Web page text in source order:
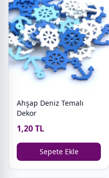
Ahşap Deniz Temalı
Dekor
1,20 TL
Sepete Ekle